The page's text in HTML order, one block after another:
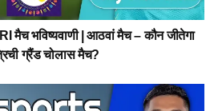
मैच भविष्यवाणी | आठवां मैच – कौन जीतेगा
ग्रैंड चोलास मैच?